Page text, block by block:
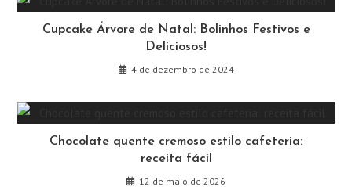
Cupcake Árvore de Natal: Bolinhos Festivos e
Deliciosos!
4 de dezembro de 2024
Chocolate quente cremoso estilo cafeteria:
receita fácil
12 de maio de 2026